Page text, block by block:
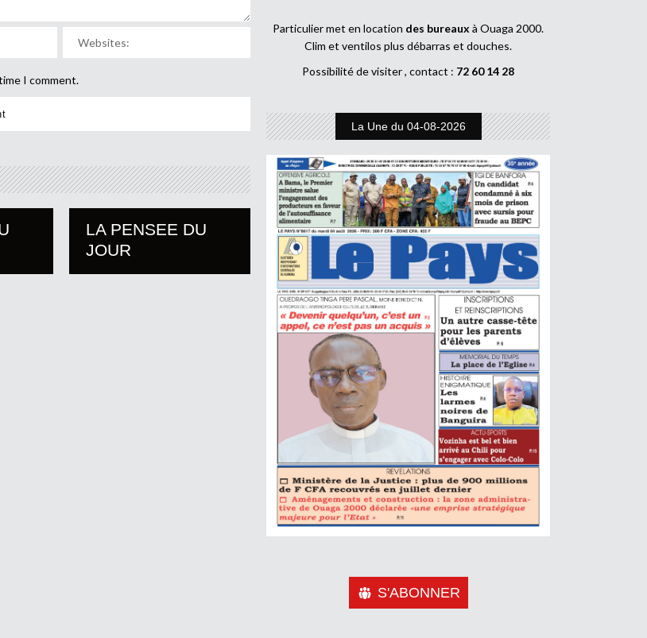
I comment.
LA PENSEE DU
JOUR
Particulier met en location des bureaux à Ouaga 2000.
Clim et ventilos plus débarras et douches.
Possibilité de visiter , contact : 72 60 14 28
La Une du 04-08-2026
S'ABONNER